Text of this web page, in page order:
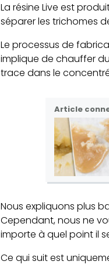
La résine Live est
séparer les trichomes
Le processus de
implique de chauffer
trace dans le
Article
Nous expliquons plus
Cependant, nous ne
importe à quel point il
Ce qui suit est